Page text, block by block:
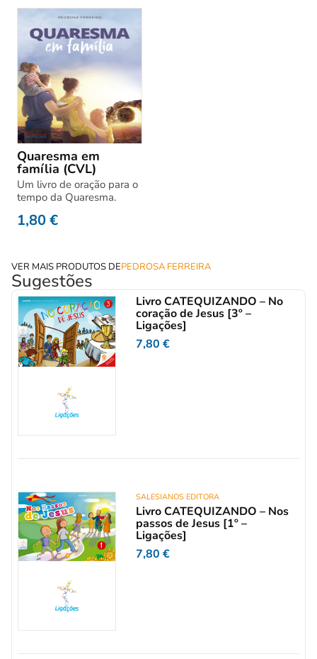
Quaresma em
família (CVL)
Um livro de oração para o
tempo da Quaresma.
1,80€
VER MAIS PRODUTOS DEPEDROSA FERREIRA
Sugestões
Livro CATEQUIZANDO – No
coração de Jesus [3º –
Ligações]
7,80€
SALESIANOS EDITORA
Livro CATEQUIZANDO – Nos
passos de Jesus [1º –
Ligações]
7,80€